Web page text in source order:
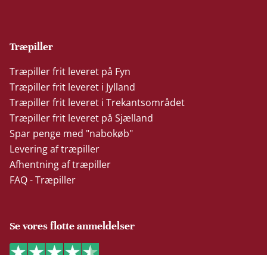
Træpiller
Træpiller frit leveret på Fyn
Træpiller frit leveret i Jylland
Træpiller frit leveret i Trekantsområdet
Træpiller frit leveret på Sjælland
Spar penge med "nabokøb"
Levering af træpiller
Afhentning af træpiller
FAQ - Træpiller
Se vores flotte anmeldelser